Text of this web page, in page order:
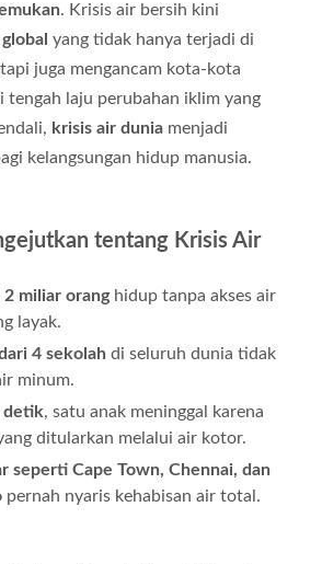
. Krisis air bersih kini
yang tidak hanya terjadi di
juga mengancam kota-kota
tengah laju perubahan iklim yang
krisis air duniamenjadi
kelangsungan hidup manusia.
tentang Krisis Air
2 miliar oranghidup tanpa akses air
layak.
4 sekolah di seluruh dunia tidak
minum.
detik, satu anak meninggal karena
ditularkan melalui air kotor.
seperti Cape Town, Chennai, dan
pernah nyaris kehabisan air total.